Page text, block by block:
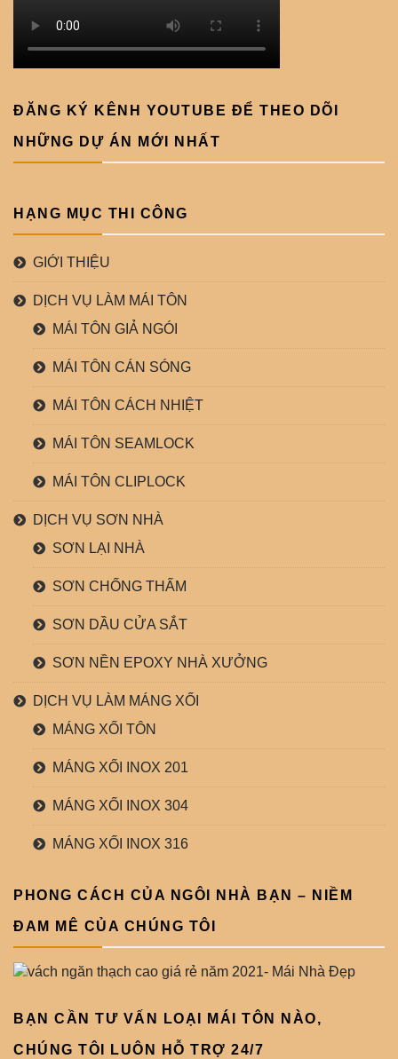
ĐĂNG KÝ KÊNH YOUTUBE ĐỂ THEO DÕI
NHỮNG DỰ ÁN MỚI NHẤT
HẠNG MỤC THI CÔNG
GIỚI THIỆU
DỊCH VỤ LÀM MÁI TÔN
MÁI TÔN GIẢ NGÓI
MÁI TÔN CÁN SÓNG
MÁI TÔN CÁCH NHIỆT
MÁI TÔN SEAMLOCK
MÁI TÔN CLIPLOCK
DỊCH VỤ SƠN NHÀ
SƠN LẠI NHÀ
SƠN CHỐNG THẤM
SƠN DẦU CỬA SẮT
SƠN NỀN EPOXY NHÀ XƯỞNG
DỊCH VỤ LÀM MÁNG XỐI
MÁNG XỐI TÔN
MÁNG XỐI INOX 201
MÁNG XỐI INOX 304
MÁNG XỐI INOX 316
PHONG CÁCH CỦA NGÔI NHÀ BẠN – NIỀM
ĐAM MÊ CỦA CHÚNG TÔI
BẠN CẦN TƯ VẤN LOẠI MÁI TÔN NÀO,
CHÚNG TÔI LUÔN HỖ TRỢ 24/7